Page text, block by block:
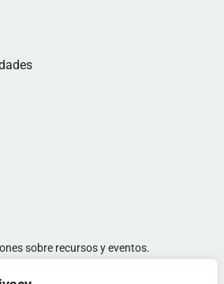
sobre recursos y eventos.